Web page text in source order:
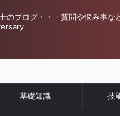
のブログ・・・質問や悩み事な
基礎知識 技